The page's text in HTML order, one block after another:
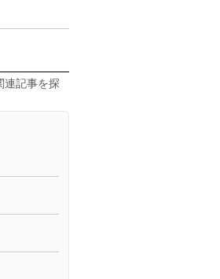
連記事を探